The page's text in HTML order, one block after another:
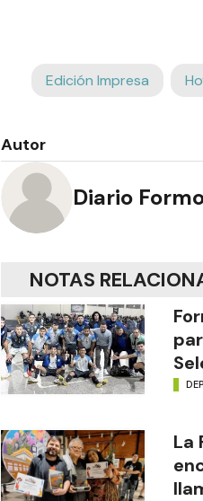
Edición Impresa
Autor
Diario
NOTAS
La